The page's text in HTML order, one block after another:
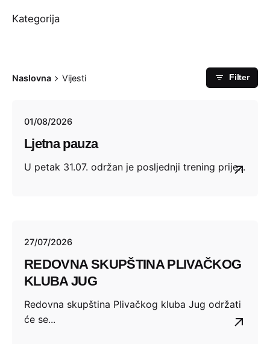
Kategorija
Naslovna Vijesti Filter
01/08/2026
Ljetna pauza
U petak 31.07. održan je posljednji trening prije...
27/07/2026
REDOVNA SKUPŠTINA PLIVAČKOG
KLUBA JUG
Redovna skupština Plivačkog kluba Jug održati
će se...